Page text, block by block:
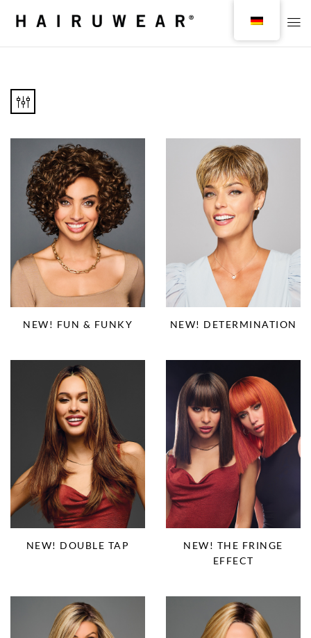
NEW! FUN & FUNKY NEW! DETERMINATION
NEW! DOUBLE TAP
NEW! THE FRINGE
EFFECT